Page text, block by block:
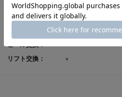
（〇-修理可、△-代替部品修理、Ｘ-不可）
〇
リフト交換：
×